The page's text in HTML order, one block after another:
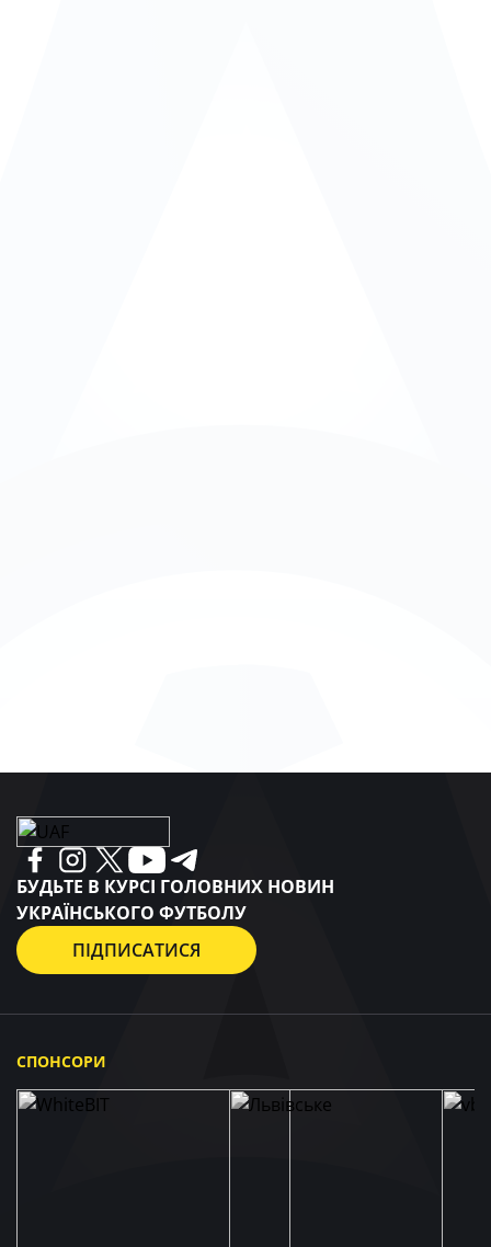
БУДЬТЕ В КУРСІ ГОЛОВНИХ НОВИН
УКРАЇНСЬКОГО ФУТБОЛУ
ПІДПИСАТИСЯ
СПОНСОРИ